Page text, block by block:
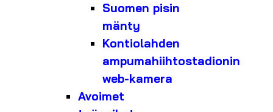
Suomen pisin
mänty
Kontiolahden
ampumahiihtostadionin
web-kamera
Avoimet